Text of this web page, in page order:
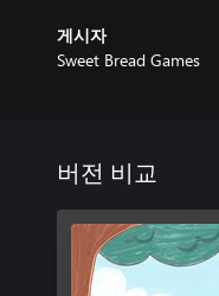
게시자
Sweet Bread Games
버전 비교